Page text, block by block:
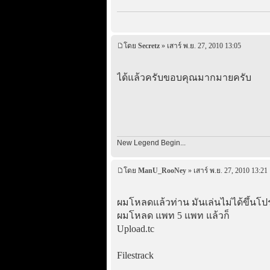
โดย Secretz» เสาร์ พ.ย. 27, 2010 13:05
ได้แล้วครับขอบคุณมากมายครับ
New Legend Begin...
โดย ManU_RooNey» เสาร์ พ.ย. 27, 2010 13:21
ผมโหลดแล้วท่าน มันเล่นไม่ได้ขึ้นโป
ผมโหลด แพท 5 แพท แล้วก็
Upload.tc
Filestrack